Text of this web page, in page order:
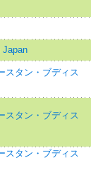
Japan
スタン・ブディス
スタン・ブディス
スタン・ブディス